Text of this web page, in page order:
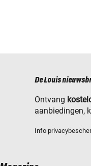
De Louis
Ontvang
aanbiedingen,
Info